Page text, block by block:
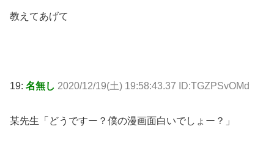
教えてあげて
19: 名無し 2020/12/19(土) 19:58:43.37 ID:TGZPSvOMd
某先生「どうですー？僕の漫画面白いでしょー？」